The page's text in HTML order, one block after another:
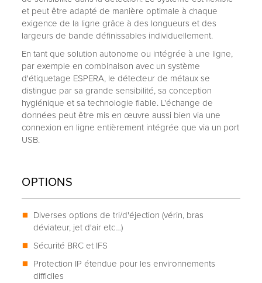
et peut être adapté de manière optimale à chaque
exigence de la ligne grâce à des longueurs et des
largeurs de bande définissables individuellement.
En tant que solution autonome ou intégrée à une ligne,
par exemple en combinaison avec un système
d'étiquetage ESPERA, le détecteur de métaux se
distingue par sa grande sensibilité, sa conception
hygiénique et sa technologie fiable. L'échange de
données peut être mis en œuvre aussi bien via une
connexion en ligne entièrement intégrée que via un port
USB.
OPTIONS
Diverses options de tri/d'éjection (vérin, bras
déviateur, jet d'air etc…)
Sécurité BRC et IFS
Protection IP étendue pour les environnements
difficiles